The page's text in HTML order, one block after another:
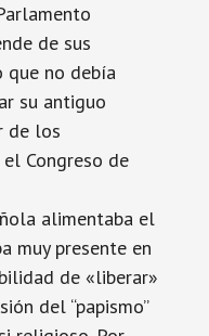
de sus
que no debía
su antiguo
de los
Congreso de
alimentaba el
muy presente en
de «liberar»
del “papismo”